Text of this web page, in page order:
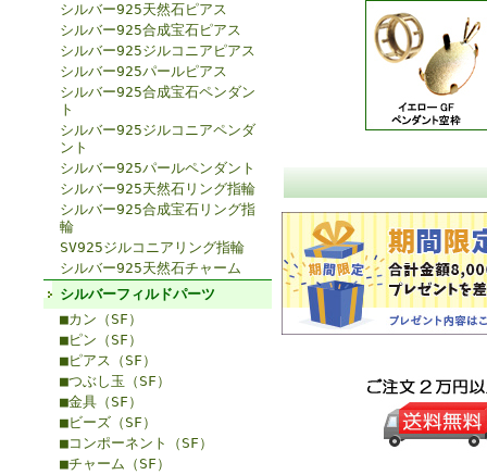
シルバー925天然石ピアス
シルバー925合成宝石ピアス
シルバー925ジルコニアピアス
シルバー925パールピアス
シルバー925合成宝石ペンダン
ト
シルバー925ジルコニアペンダ
ント
シルバー925パールペンダント
シルバー925天然石リング指輪
シルバー925合成宝石リング指
輪
SV925ジルコニアリング指輪
シルバー925天然石チャーム
シルバーフィルドパーツ
■カン（SF）
■ピン（SF）
■ピアス（SF）
■つぶし玉（SF）
■金具（SF）
■ビーズ（SF）
■コンポーネント（SF）
■チャーム（SF）